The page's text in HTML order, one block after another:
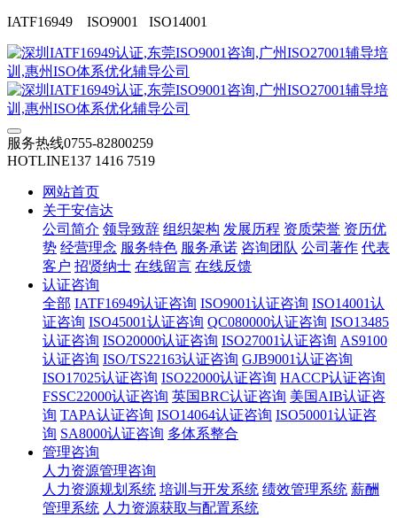
IATF16949 ISO9001 ISO14001
服务热线0755-82800259
HOTLINE137 1416 7519
网站首页
关于安信达
公司简介 领导致辞 组织架构 发展历程 资质荣誉 资历优
势 经营理念 服务特色 服务承诺 咨询团队 公司著作 代表
客户 招贤纳士 在线留言 在线反馈
认证咨询
全部 IATF16949认证咨询 ISO9001认证咨询 ISO14001认
证咨询 ISO45001认证咨询 QC080000认证咨询 ISO13485
认证咨询 ISO20000认证咨询 ISO27001认证咨询 AS9100
认证咨询 ISO/TS22163认证咨询 GJB9001认证咨询
ISO17025认证咨询 ISO22000认证咨询 HACCP认证咨询
FSSC22000认证咨询 英国BRC认证咨询 美国AIB认证咨
询 TAPA认证咨询 ISO14064认证咨询 ISO50001认证咨
询 SA8000认证咨询 多体系整合
管理咨询
人力资源管理咨询
人力资源规划系统 培训与开发系统 绩效管理系统 薪酬
管理系统 人力资源获取与配置系统